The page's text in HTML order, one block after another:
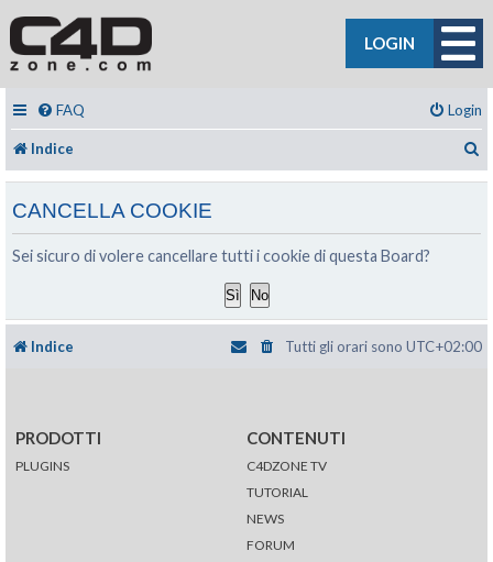
LOGIN
FAQ Login
Indice
CANCELLA COOKIE
Sei sicuro di volere cancellare tutti i cookie di questa Board?
Indice Tutti gli orari sono UTC+02:00
PRODOTTI
PLUGINS
CONTENUTI
C4DZONE TV
TUTORIAL
NEWS
FORUM